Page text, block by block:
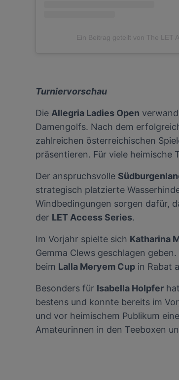
Ein Beitrag geteilt von The LET
Turniervorschau
Die Allegria Ladies Open
Damengolfs. Nach dem
zahlreichen österreichischen
präsentieren. Für viele heimische
Der anspruchsvolle
strategisch platzierte
Windbedingungen sorgen dafür,
der LET Access Series.
Im Vorjahr spielte sich Katharina
Gemma Clews geschlagen
beim Lalla Meryem Cup in Rabat
Besonders für Isabella Holpfer
bestens und konnte bereits im
und vor heimischem Publikum
Amateurinnen in den Teeboxen